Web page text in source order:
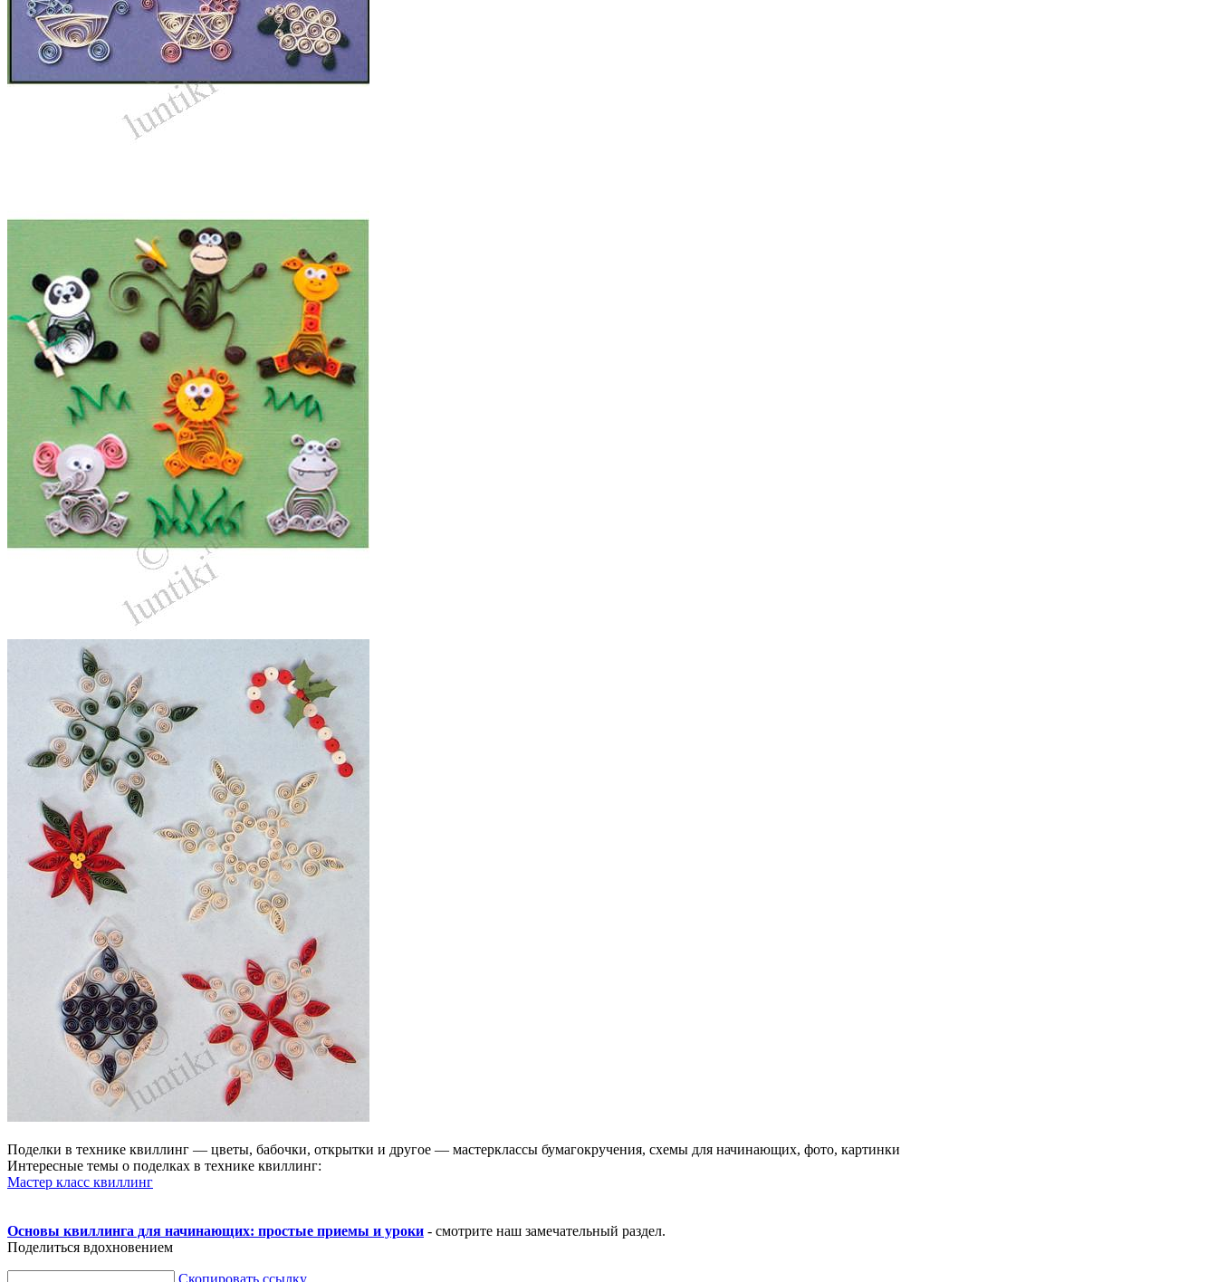
Поделки в технике квиллинг — цветы, бабочки, открытки и другое — мастерклассы бумагокручения, схемы для начинающих, фото, картинки
Интересные темы о поделках в технике квиллинг:
Мастер класс квиллинг
Основы квиллинга для начинающих: простые приемы и уроки - смотрите наш замечательный раздел.
Поделиться вдохновением
Скопировать ссылку